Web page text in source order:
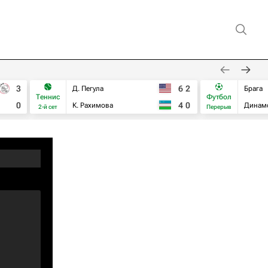
3
0
Теннис
2-й сет
Д. Пегула
К. Рахимова
6 2
4 0
Футбол
Перерыв
Брага